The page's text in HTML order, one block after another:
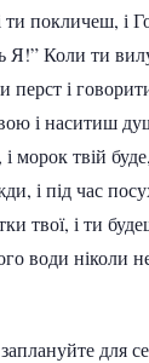
покличеш, і
Я!” Коли ти
перст і
і наситиш
і морок твій
і під час
твої, і ти
води ніколи
для